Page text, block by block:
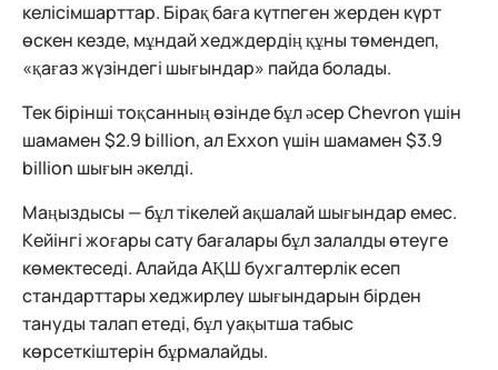
келісімшарттар. Бірақ баға күтпеген жерден күрт
өскен кезде, мұндай хедждердің құны төмендеп,
«қағаз жүзіндегі шығындар» пайда болады.
Тек бірінші тоқсанның өзінде бұл әсер Chevron үшін
шамамен $2.9 billion, ал Exxon үшін шамамен $3.9
billion шығын әкелді.
Маңыздысы — бұл тікелей ақшалай шығындар емес.
Кейінгі жоғары сату бағалары бұл залалды өтеуге
көмектеседі. Алайда АҚШ бухгалтерлік есеп
стандарттары хеджирлеу шығындарын бірден
тануды талап етеді, бұл уақытша табыс
көрсеткіштерін бұрмалайды.